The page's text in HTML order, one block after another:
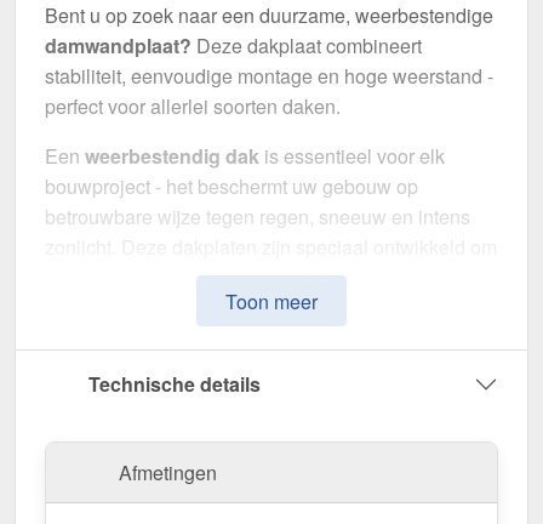
Bent u op zoek naar een duurzame, weerbestendige
damwandplaat? Deze dakplaat combineert
stabiliteit, eenvoudige montage en hoge weerstand -
perfect voor allerlei soorten daken.
Een weerbestendig dak is essentieel voor elk
bouwproject - het beschermt uw gebouw op
betrouwbare wijze tegen regen, sneeuw en intens
robuuste en duurzame dakoplossing
bieden. Het maakt indruk met eenvoudige montage,
Gemaakt vanStaalmet een
materiaaldikte van 0,63
plaatbreedte van 1,07 men deeffectieve
werkende breedte van 1,035 m
en efficiënte montage mogelijk. Dankzij de25 µm
Toon meer
Technische details
Afmetingen